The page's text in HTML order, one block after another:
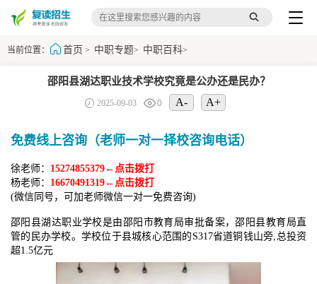
当前位置： 首页 > 中职专题> 中职百科>
邵阳县湖达职业技术学校究竟是公办还是民办？
2025-09-03 0 A- A+
免费线上咨询（老师一对一择校咨询电话）
徐老师： 15274855379←点击拨打
杨老师： 16670491319←点击拨打
(微信同号，可加老师微信一对一免费咨询)
邵阳县湖达职业学校是由邵阳市教育局审批备案，邵阳县教育局直
管的民办学校。学校位于县城核心范围的S317省道铜钱山旁,总投资
超1.5亿元